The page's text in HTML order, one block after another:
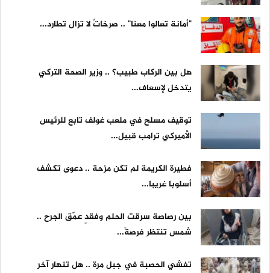
"أمانة تعالوا معنا" .. صرخاتٌ لا تزال تطارد...
هل بين الركاب طبيب؟ .. وزير الصحة التركي
يتدخل لإسعاف...
توقيف مسلح في ملعب غولف تابع للرئيس
الأميركي ترامب قبيل...
فطيرة الكريمة لم تكن مزحة .. دعوى تكشف
أسلوبا غريبا...
بين رصاصة سرقت الحلم وفقدٍ عمّق الجرح ..
شمس تنتظر فرصةً...
تفشي الحصبة في جبل مرة .. هل تنهار آخر